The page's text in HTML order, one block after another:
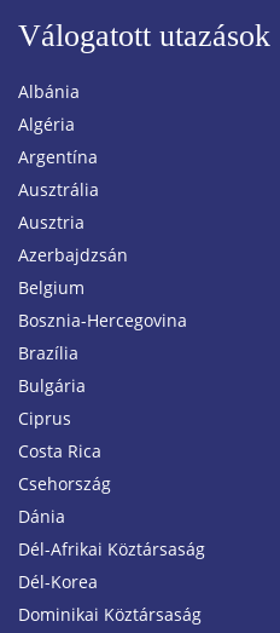
Válogatott utazások
Albánia
Algéria
Argentína
Ausztrália
Ausztria
Azerbajdzsán
Belgium
Bosznia-Hercegovina
Brazília
Bulgária
Ciprus
Costa Rica
Csehország
Dánia
Dél-Afrikai Köztársaság
Dél-Korea
Dominikai Köztársaság